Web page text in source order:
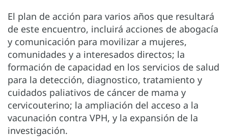
El plan de acción para varios años que resultará
de este encuentro, incluirá acciones de abogacía
y comunicación para movilizar a mujeres,
comunidades y a interesados directos; la
formación de capacidad en los servicios de salud
para la detección, diagnostico, tratamiento y
cuidados paliativos de cáncer de mama y
cervicouterino; la ampliación del acceso a la
vacunación contra VPH, y la expansión de la
investigación.